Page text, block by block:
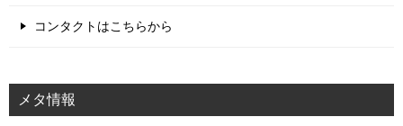
コンタクトはこちらから
メタ情報